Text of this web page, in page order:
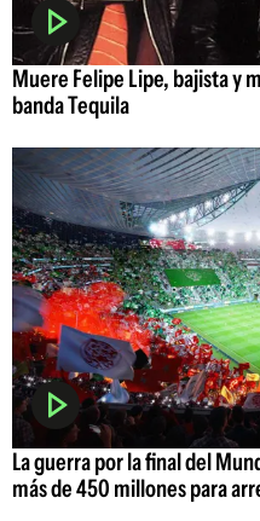
Muere Felipe Lipe, bajista y
banda Tequila
La guerra por la final del
más de 450 millones para